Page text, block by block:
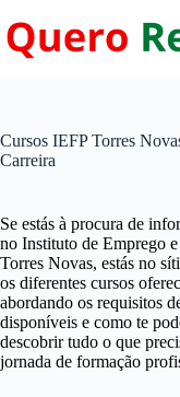
para
o
Cursos IEFP Torres
Carreira
Se estás à procura de
no Instituto de Emprego
Torres Novas, estás no
os diferentes cursos
abordando os requisitos
disponíveis e como te
descobrir tudo o que
jornada de formação